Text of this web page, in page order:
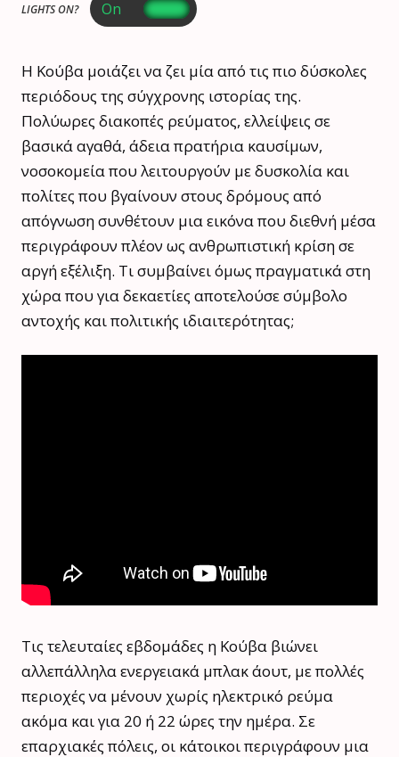
LIGHTS ON?
Η Κούβα μοιάζει να ζει μία από τις πιο δύσκολες
περιόδους της σύγχρονης ιστορίας της.
Πολύωρες διακοπές ρεύματος, ελλείψεις σε
βασικά αγαθά, άδεια πρατήρια καυσίμων,
νοσοκομεία που λειτουργούν με δυσκολία και
πολίτες που βγαίνουν στους δρόμους από
απόγνωση συνθέτουν μια εικόνα που διεθνή μέσα
περιγράφουν πλέον ως ανθρωπιστική κρίση σε
αργή εξέλιξη. Τι συμβαίνει όμως πραγματικά στη
χώρα που για δεκαετίες αποτελούσε σύμβολο
αντοχής και πολιτικής ιδιαιτερότητας;
Τις τελευταίες εβδομάδες η Κούβα βιώνει
αλλεπάλληλα ενεργειακά μπλακ άουτ, με πολλές
περιοχές να μένουν χωρίς ηλεκτρικό ρεύμα
ακόμα και για 20 ή 22 ώρες την ημέρα. Σε
επαρχιακές πόλεις, οι κάτοικοι περιγράφουν μια